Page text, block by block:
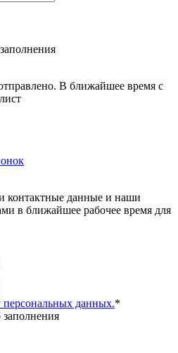
В ближайшее время с
контактные данные и наши
в ближайшее рабочее время для
персональных данных.*
заполнения